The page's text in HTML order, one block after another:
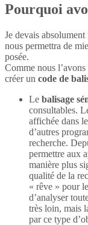
Pourquoi
Je devais
nous permettra de
posée.
Comme nous
créer un code de
Le balisage
consultables.
affichée dans
d’autres
recherche.
permettre aux
manière plus
qualité de la
« rêve » pour
d’analyser
très loin, mais
par ce type